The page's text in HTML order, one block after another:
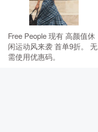
Free People 现有 高颜值休
闲运动风来袭 首单9折。 无
需使用优惠码。